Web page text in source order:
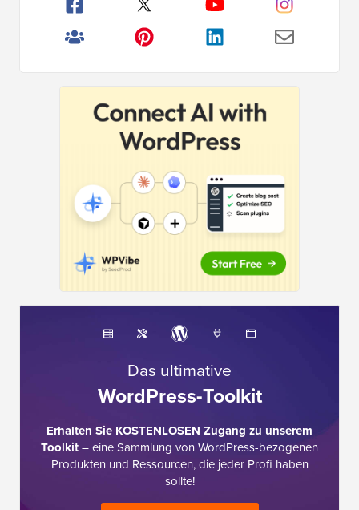
Das ultimative
WordPress-Toolkit
Erhalten Sie KOSTENLOSEN Zugang zu unserem
Toolkit– eine Sammlung von WordPress-bezogenen
Produkten und Ressourcen, die jeder Profi haben
sollte!